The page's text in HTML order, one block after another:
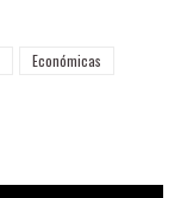
Económicas